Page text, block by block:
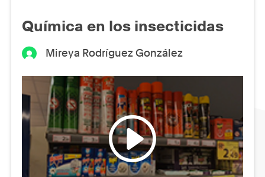
Química en los insecticidas
Mireya Rodríguez González